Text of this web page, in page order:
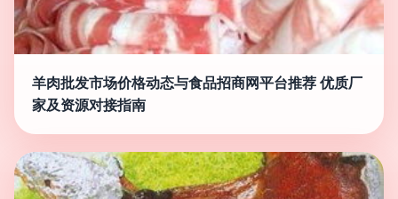
羊肉批发市场价格动态与食品招商网平台推荐 优质厂
家及资源对接指南